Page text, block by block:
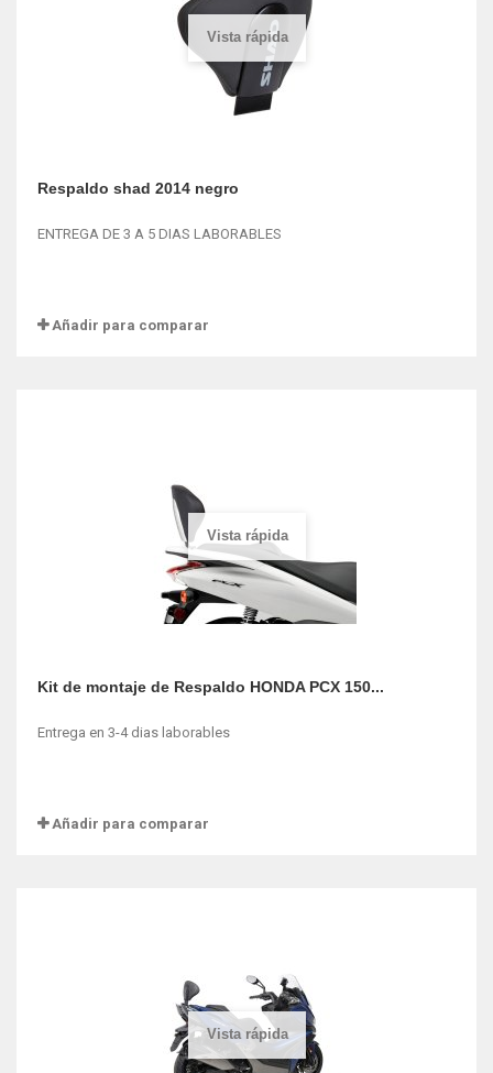
Vista rápida
Respaldo shad 2014 negro
ENTREGA DE 3 A 5 DIAS LABORABLES
Añadir para comparar
Vista rápida
Kit de montaje de Respaldo HONDA PCX 150...
Entrega en 3-4 dias laborables
Añadir para comparar
Vista rápida